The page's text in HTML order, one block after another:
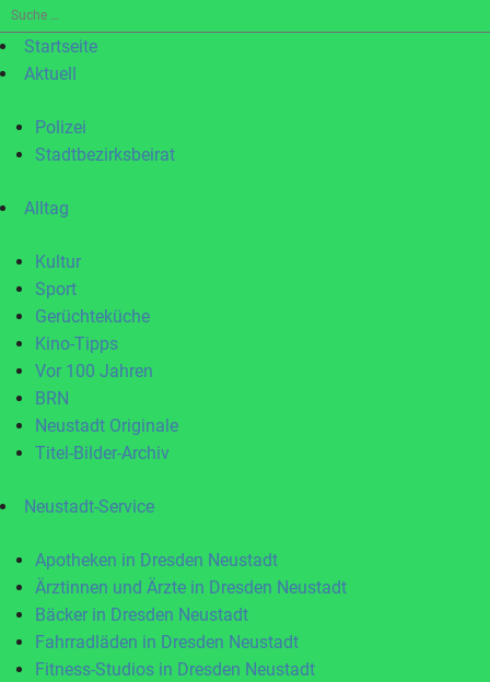
Suche
nach:Startseite
Aktuell
Polizei
Stadtbezirksbeirat
Alltag
Kultur
Sport
Gerüchteküche
Kino-Tipps
Vor 100 Jahren
BRN
Neustadt Originale
Titel-Bilder-Archiv
Neustadt-Service
Apotheken in Dresden Neustadt
Ärztinnen und Ärzte in Dresden Neustadt
Bäcker in Dresden Neustadt
Fahrradläden in Dresden Neustadt
Fitness-Studios in Dresden Neustadt